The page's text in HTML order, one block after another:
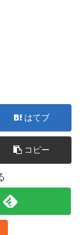
はてブ
コピー